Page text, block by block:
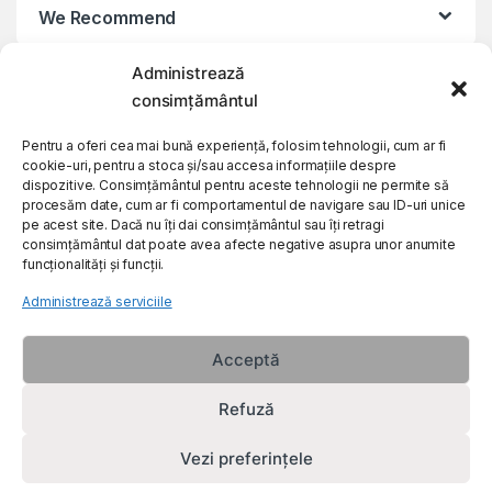
Administrează
consimțământul
Pentru a oferi cea mai bună experiență, folosim tehnologii, cum ar fi
cookie-uri, pentru a stoca și/sau accesa informațiile despre
dispozitive. Consimțământul pentru aceste tehnologii ne permite să
procesăm date, cum ar fi comportamentul de navigare sau ID-uri unice
pe acest site. Dacă nu îți dai consimțământul sau îți retragi
consimțământul dat poate avea afecte negative asupra unor anumite
funcționalități și funcții.
Administrează serviciile
Acceptă
Refuză
Vezi preferințele
We Recommend
My Account
Customer Care
About Us